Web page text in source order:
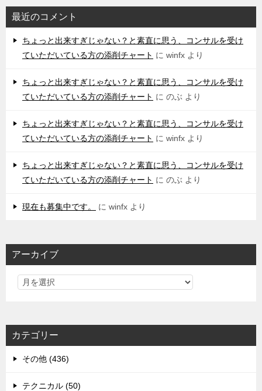
最近のコメント
ちょっと出来すぎじゃない？と素直に思う、コンサルを受け
ていただいている方の添削チャート に winfx より
ちょっと出来すぎじゃない？と素直に思う、コンサルを受け
ていただいている方の添削チャート に のぶ より
ちょっと出来すぎじゃない？と素直に思う、コンサルを受け
ていただいている方の添削チャート に winfx より
ちょっと出来すぎじゃない？と素直に思う、コンサルを受け
ていただいている方の添削チャート に のぶ より
現在も募集中です。 に winfx より
アーカイブ
カテゴリー
その他 (436)
テクニカル (50)